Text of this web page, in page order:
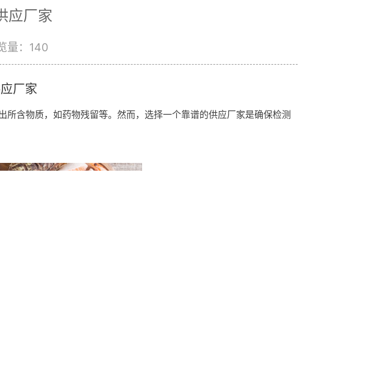
应厂家
量： 140
厂家
含物质，如药物残留等。然而，选择一个靠谱的供应厂家是确保检测